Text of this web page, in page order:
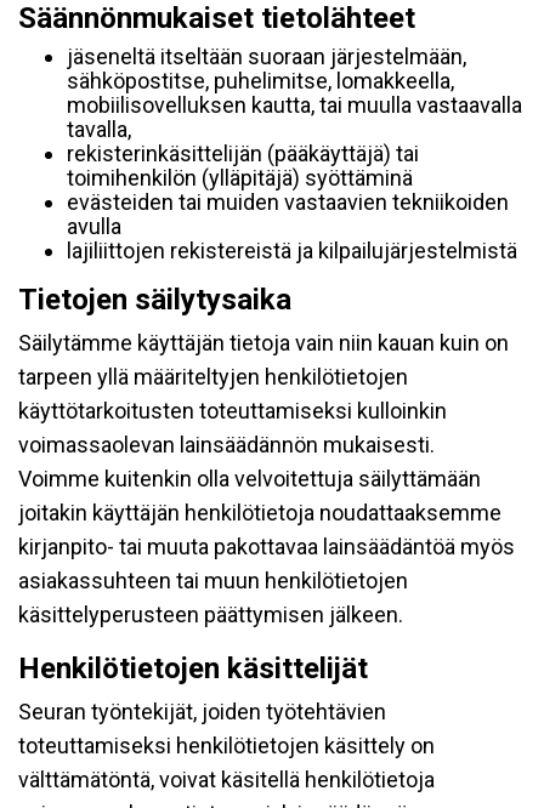
Säännönmukaiset tietolähteet
jäseneltä itseltään suoraan järjestelmään,
sähköpostitse, puhelimitse, lomakkeella,
mobiilisovelluksen kautta, tai muulla vastaavalla
tavalla,
rekisterinkäsittelijän (pääkäyttäjä) tai
toimihenkilön (ylläpitäjä) syöttäminä
evästeiden tai muiden vastaavien tekniikoiden
avulla
lajiliittojen rekistereistä ja kilpailujärjestelmistä
Tietojen säilytysaika
Säilytämme käyttäjän tietoja vain niin kauan kuin on
tarpeen yllä määriteltyjen henkilötietojen
käyttötarkoitusten toteuttamiseksi kulloinkin
voimassaolevan lainsäädännön mukaisesti.
Voimme kuitenkin olla velvoitettuja säilyttämään
joitakin käyttäjän henkilötietoja noudattaaksemme
kirjanpito- tai muuta pakottavaa lainsäädäntöä myös
asiakassuhteen tai muun henkilötietojen
käsittelyperusteen päättymisen jälkeen.
Henkilötietojen käsittelijät
Seuran työntekijät, joiden työtehtävien
toteuttamiseksi henkilötietojen käsittely on
välttämätöntä, voivat käsitellä henkilötietoja